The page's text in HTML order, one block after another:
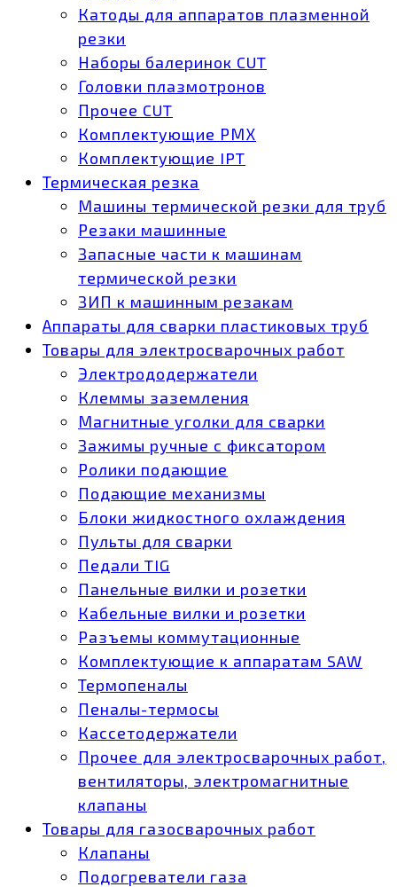
Катоды для аппаратов плазменной
резки
Наборы балеринок CUT
Головки плазмотронов
Прочее CUT
Комплектующие РМХ
Комплектующие IPT
Термическая резка
Машины термической резки для труб
Резаки машинные
Запасные части к машинам
термической резки
ЗИП к машинным резакам
Аппараты для сварки пластиковых труб
Товары для электросварочных работ
Электрододержатели
Клеммы заземления
Магнитные уголки для сварки
Зажимы ручные с фиксатором
Ролики подающие
Подающие механизмы
Блоки жидкостного охлаждения
Пульты для сварки
Педали TIG
Панельные вилки и розетки
Кабельные вилки и розетки
Разъемы коммутационные
Комплектующие к аппаратам SAW
Термопеналы
Пеналы-термосы
Кассетодержатели
Прочее для электросварочных работ,
вентиляторы, электромагнитные
клапаны
Товары для газосварочных работ
Клапаны
Подогреватели газа